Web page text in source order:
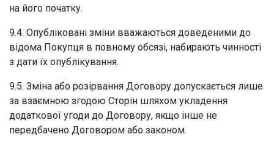
на його початку.
9.4. Опубліковані зміни вважаються доведеними до
відома Покупця в повному обсязі, набирають чинності
з дати їх опублікування.
9.5. Зміна або розірвання Договору допускається лише
за взаємною згодою Сторін шляхом укладення
додаткової угоди до Договору, якщо інше не
передбачено Договором або законом.